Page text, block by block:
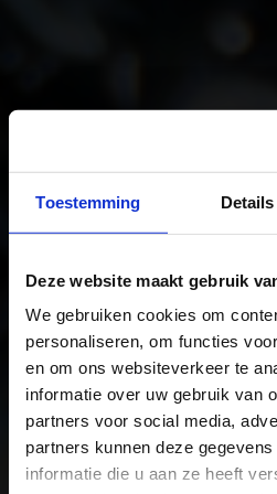
Toestemming Details
Deze website maakt gebruik
We gebruiken cookies om
personaliseren, om functies
en om ons websiteverkeer te
informatie over uw gebruik van
partners voor social media,
partners kunnen deze
informatie die u aan ze heeft